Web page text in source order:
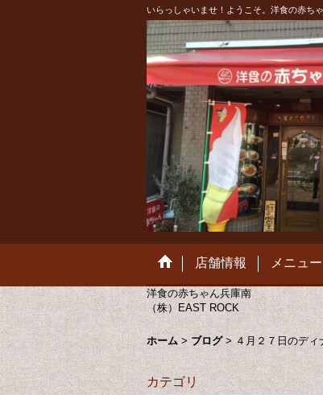
いらっしゃいませ！ようこそ。洋食の赤ち
店舗情報 メニュー
洋食の赤ちゃん兵庫南
（株）EAST ROCK
ホーム > ブログ > ４月２７日のデ
カテゴリ